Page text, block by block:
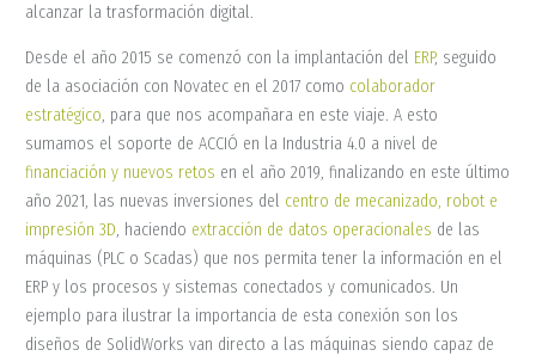
alcanzar la trasformación digital.
Desde el año 2015 se comenzó con la implantación del ERP, seguido
de la asociación con Novatec en el 2017 como colaborador
estratégico, para que nos acompañara en este viaje. A esto
sumamos el soporte de ACCIÓ en la Industria 4.0 a nivel de
financiación y nuevos retos en el año 2019, finalizando en este último
año 2021, las nuevas inversiones del centro de mecanizado, robot e
impresión 3D, haciendo extracción de datos operacionales de las
máquinas (PLC o Scadas) que nos permita tener la información en el
ERP y los procesos y sistemas conectados y comunicados. Un
ejemplo para ilustrar la importancia de esta conexión son los
diseños de SolidWorks van directo a las máquinas siendo capaz de